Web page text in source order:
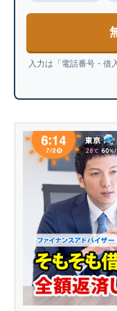
入力は「電話番号・借